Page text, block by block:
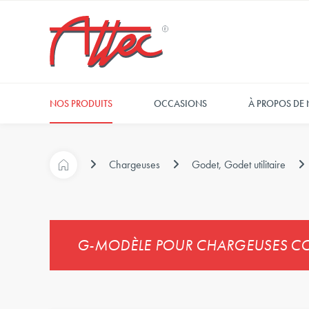
NOS PRODUITS OCCASIONS À PROPOS DE
Chargeuses Godet, Godet utilitaire
G-MODÈLE POUR CHARGEUSES